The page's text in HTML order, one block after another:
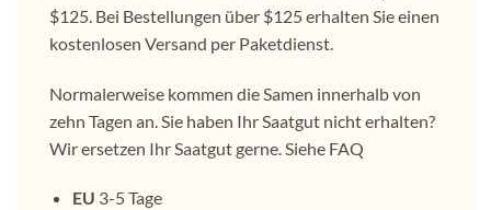
$125. Bei Bestellungen über $125 erhalten Sie einen
kostenlosen Versand per Paketdienst.
Normalerweise kommen die Samen innerhalb von
zehn Tagen an. Sie haben Ihr Saatgut nicht erhalten?
Wir ersetzen Ihr Saatgut gerne. Siehe FAQ
EU 3-5 Tage